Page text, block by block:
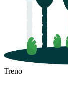
Treno